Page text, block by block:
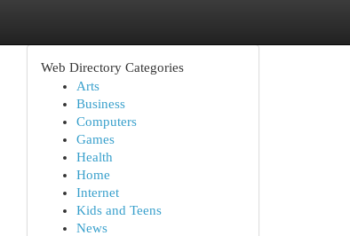
Web Directory Categories
Arts
Business
Computers
Games
Health
Home
Internet
Kids and Teens
News